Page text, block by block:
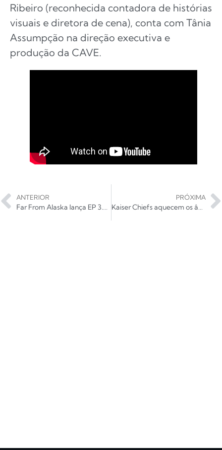
Ribeiro (reconhecida contadora de histórias
visuais e diretora de cena), conta com Tânia
Assumpção na direção executiva e
produção da CAVE.
ANTERIOR
Far From Alaska lança EP 3.3., com cara pop e participação internacional
PRÓXIMA
Kaiser Chiefs aquecem os ânimos para novo álbum com “Burning in Flames”